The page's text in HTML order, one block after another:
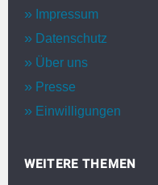
Impressum
Datenschutz
Über uns
Presse
Einwilligungen
WEITERE THEMEN